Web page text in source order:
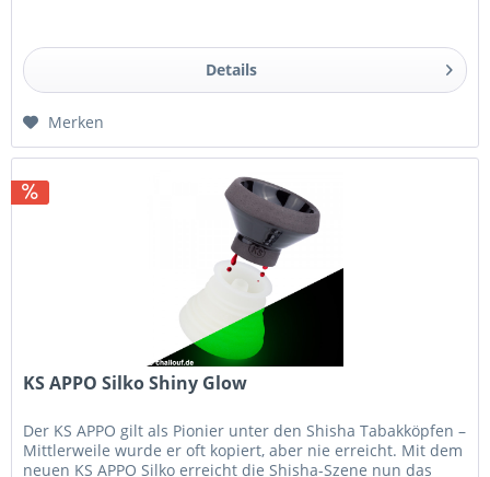
Details
Merken
KS APPO Silko Shiny Glow
Der KS APPO gilt als Pionier unter den Shisha Tabakköpfen –
Mittlerweile wurde er oft kopiert, aber nie erreicht. Mit dem
neuen KS APPO Silko erreicht die Shisha-Szene nun das